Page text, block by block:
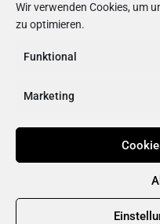
Wir verwenden Cookies, um
zu optimieren.
Funktional
Marketing